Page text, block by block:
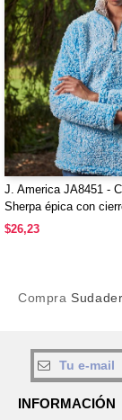
J. America JA8451 -
Sherpa épica con
mujer
$26,23
Compra
INFORMACIÓN